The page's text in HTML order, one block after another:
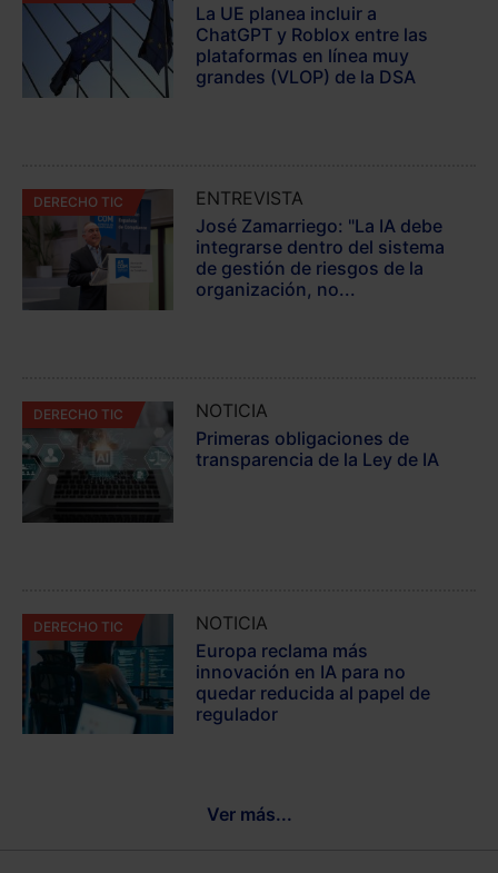
La UE planea incluir a
ChatGPT y Roblox entre las
plataformas en línea muy
grandes (VLOP) de la DSA
DERECHO TIC
ENTREVISTA
José Zamarriego: "La IA debe
integrarse dentro del sistema
de gestión de riesgos de la
organización, no...
DERECHO TIC
NOTICIA
Primeras obligaciones de
transparencia de la Ley de IA
DERECHO TIC
NOTICIA
Europa reclama más
innovación en IA para no
quedar reducida al papel de
regulador
Ver más...